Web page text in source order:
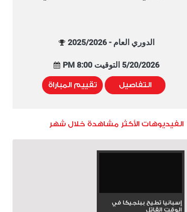
الدوري العام - 2025/2026
5/20/2026 التوقيت 8:00 PM
التفاصيل تقييم المباراة
الفيديوهات الأكثر مشاهدة خلال شهر
إسبانيا تطيح ببلجيكا في
الوقت القاتل